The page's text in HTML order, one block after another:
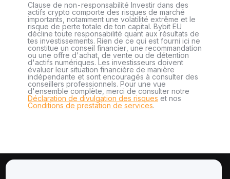
Clause de non-responsabilité Investir dans des
actifs crypto comporte des risques de marché
importants, notamment une volatilité extrême et le
risque de perte totale de ton capital. Bybit EU
décline toute responsabilité quant aux résultats de
tes investissements. Rien de ce qui est fourni ici ne
constitue un conseil financier, une recommandation
ou une offre d'achat, de vente ou de détention
d'actifs numériques. Les investisseurs doivent
évaluer leur situation financière de manière
indépendante et sont encouragés à consulter des
conseillers professionnels. Pour une vue
d'ensemble complète, merci de consulter notre
Déclaration de divulgation des risques et nos
Conditions de prestation de services.